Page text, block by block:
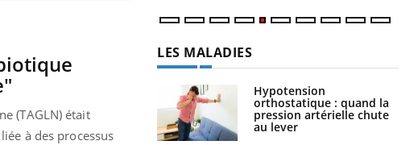
(TAGLN) était
à des processus
LES MALADIES
Hypotension
orthostatique : quand la
pression artérielle chute
au lever